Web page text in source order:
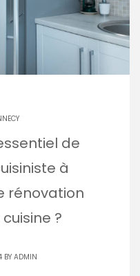
de
à
rénovation
?
BY ADMIN